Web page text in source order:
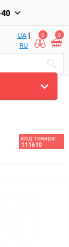
UA|
RU
0 0
код товара:
111610